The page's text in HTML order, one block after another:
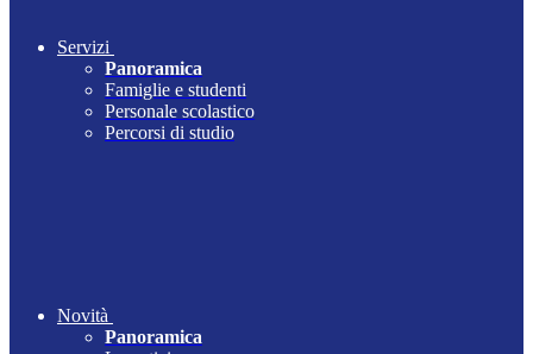
Servizi
Panoramica
Famiglie e studenti
Personale scolastico
Percorsi di studio
Novità
Panoramica